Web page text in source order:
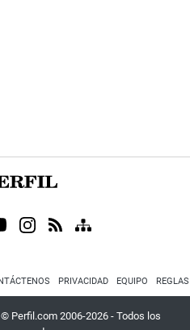
PRIVACIDAD EQUIPO
© Perfil.com 2006-2026 - Todos los